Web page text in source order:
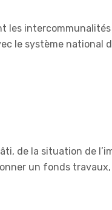
les
le système national
de la situation de
un fonds